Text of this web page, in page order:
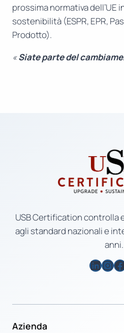
prossima normativa dell’UE
sostenibilità (ESPR, EPR,
Prodotto).
«Siate parte del
USB Certification controlla
agli standard nazionali e
anni.
Azienda